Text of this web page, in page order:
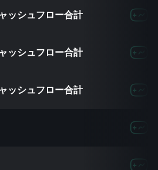
ッシュフロー合計
ッシュフロー合計
ッシュフロー合計